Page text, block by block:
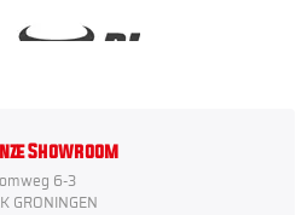
Showroom
6-3
GRONINGEN